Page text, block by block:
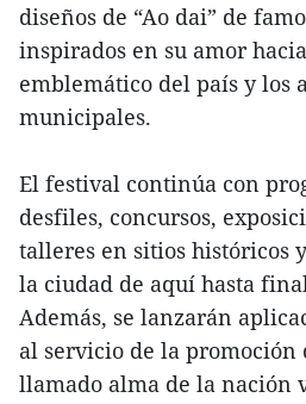
diseños de “Ao dai” de
inspirados en su amor
emblemático del país y los
municipales.
El festival continúa con
desfiles, concursos,
talleres en sitios históricos
la ciudad de aquí hasta
Además, se lanzarán
al servicio de la promoción
llamado alma de la nación